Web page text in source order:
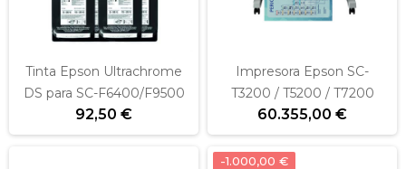
Tinta Epson Ultrachrome
DS para SC-F6400/F9500
92,50 €
Impresora Epson SC-
T3200 / T5200 / T7200
60.355,00 €
-1.000,00 €